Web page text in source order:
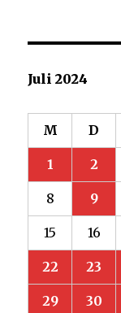
Juli 2024
M D
1 2
8 9
15 16
22 23
29 30